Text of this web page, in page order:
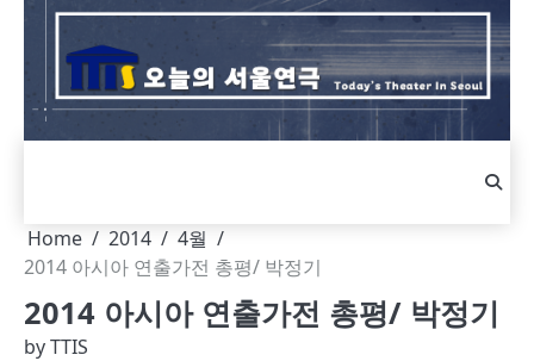
Skip
content
Home 2014
4월
2014 아시아 연출가전 총평/ 박정기
2014 아시아 연출가전 총평/ 박정기
byTTIS